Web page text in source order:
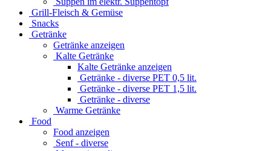
Grill-Fleisch & Gemüse
Snacks
Getränke
Getränke anzeigen
Kalte Getränke
Kalte Getränke anzeigen
Getränke - diverse PET 0,5 lit.
Getränke - diverse PET 1,5 lit.
Getränke - diverse
Warme Getränke
Food
Food anzeigen
Senf - diverse